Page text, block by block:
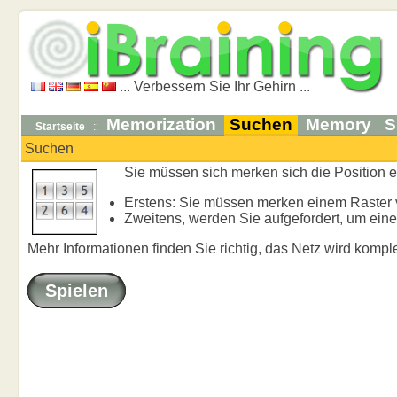
... Verbessern Sie Ihr Gehirn ...
Startseite :: Memorization Suchen Memory
Suchen
Sie müssen sich merken sich die Position
Erstens: Sie müssen merken einem
Zweitens, werden Sie aufgefordert, um
Mehr Informationen finden Sie richtig, das Netz wird
Spielen